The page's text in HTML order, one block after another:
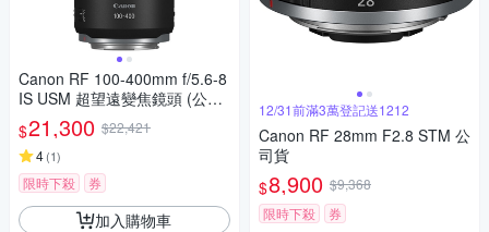
Canon RF 100-400mm f/5.6-8
IS USM 超望遠變焦鏡頭 (公司
貨)
$21,300 $22,421
4(1)
限時下殺 券
加入購物車
12/31前滿3萬登記送1212
Canon RF 28mm F2.8 STM 公
司貨
$8,900 $9,368
限時下殺
券